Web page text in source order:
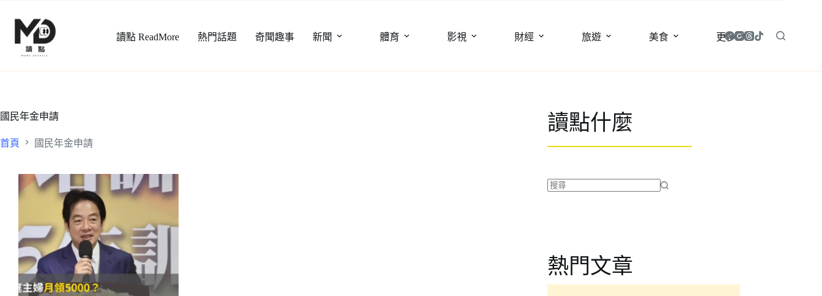
讀點 ReadMore 熱門話題 奇聞趣事 新聞 體育 影視 財經 旅遊 美食 更多
國民年金申請
首頁 國民年金申請
讀點什麼
合
條
件
熱門文章